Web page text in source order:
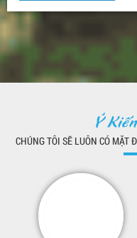
Ý
CHÚNG TÔI SẼ LUÔN CÓ